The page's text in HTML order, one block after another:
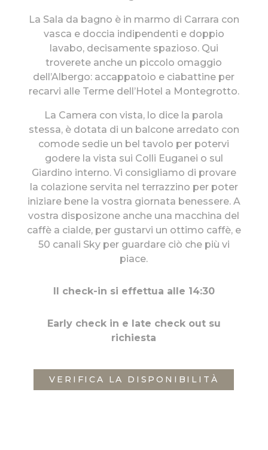
La Sala da bagno è in marmo di Carrara con
vasca e doccia indipendenti e doppio
lavabo, decisamente spazioso. Qui
troverete anche un piccolo omaggio
dell’Albergo: accappatoio e ciabattine per
recarvi alle Terme dell’Hotel a Montegrotto.
La Camera con vista, lo dice la parola
stessa, è dotata di un balcone arredato con
comode sedie un bel tavolo per potervi
godere la vista sui Colli Euganei o sul
Giardino interno. Vi consigliamo di provare
la colazione servita nel terrazzino per poter
iniziare bene la vostra giornata benessere. A
vostra disposizone anche una macchina del
caffè a cialde, per gustarvi un ottimo caffè, e
50 canali Sky per guardare ciò che più vi
piace.
Il check-in si effettua alle 14:30
Early check in e late check out su
richiesta
VERIFICA LA DISPONIBILITÀ